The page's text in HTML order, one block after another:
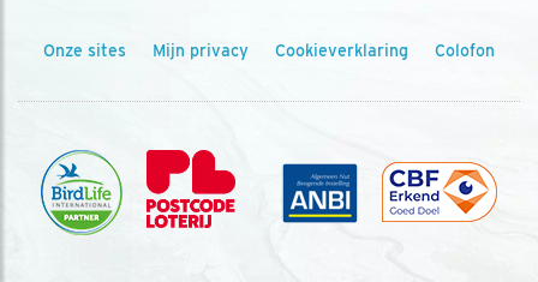
Onze sites Mijn privacy Cookieverklaring Colofon